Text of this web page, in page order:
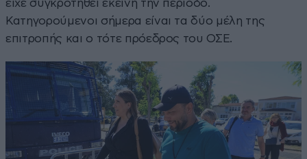
είχε συγκροτηθεί εκείνη την περίοδο.
Κατηγορούμενοι σήμερα είναι τα δύο μέλη της
επιτροπής και ο τότε πρόεδρος του ΟΣΕ.